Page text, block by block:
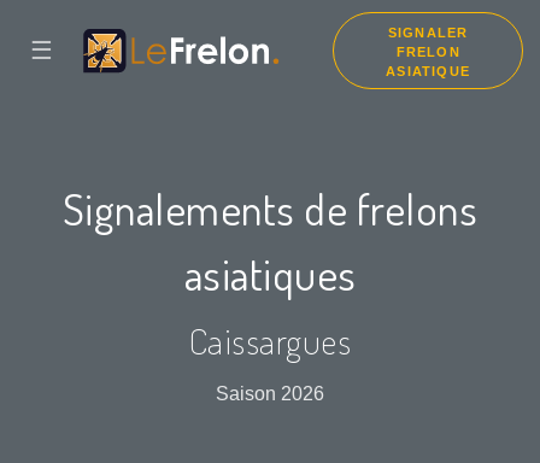
☰
SIGNALER
FRELON
ASIATIQUE
Signalements de frelons
asiatiques
Caissargues
Saison 2026